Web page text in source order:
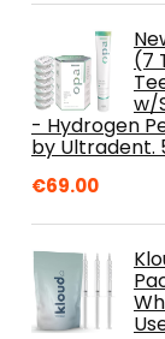
(7
w/
- Hydrogen
by Ultradent.
€69.00